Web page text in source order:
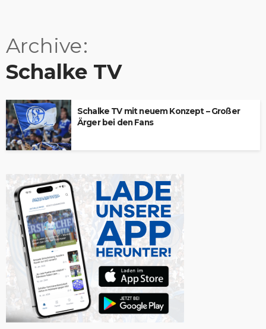
Archive
Schalke TV
Schalke TV mit neuem Konzept – Großer
Ärger bei den Fans